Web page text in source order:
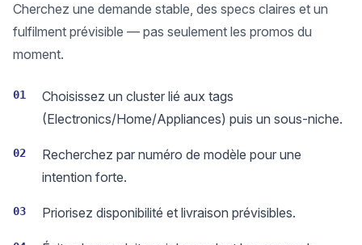
Cherchez une demande stable, des specs claires et un
fulfilment prévisible — pas seulement les promos du
moment.
01
Choisissez un cluster lié aux tags
(Electronics/Home/Appliances) puis un sous-niche.
02
Recherchez par numéro de modèle pour une
intention forte.
03 Priorisez disponibilité et livraison prévisibles.